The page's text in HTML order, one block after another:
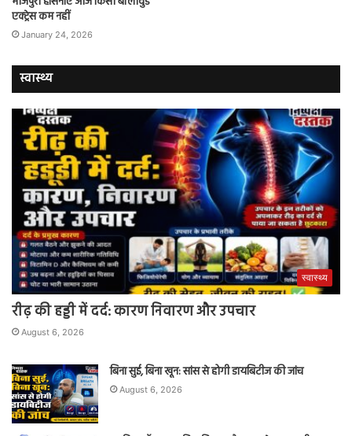
एक्ट्रेस कम नहीं
January 24, 2026
स्वास्थ्य
स्वास्थ्य
रीढ़ की हड्डी में दर्द: कारण निवारण और उपचार
August 6, 2026
बिना सुई, बिना खून: सांस से होगी डायबिटीज की जांच
August 6, 2026